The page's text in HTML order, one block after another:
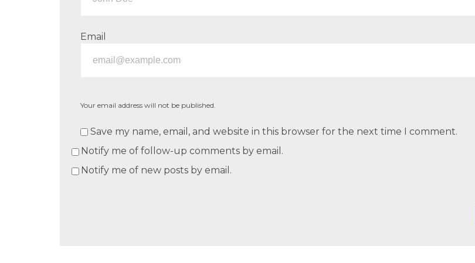
Email
Your email address will not be published.
Save my name, email, and website in this browser for the next time I comment.
Notify me of follow-up comments by email.
Notify me of new posts by email.